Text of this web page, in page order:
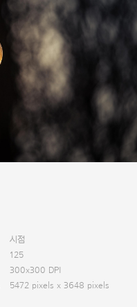
시점
125
300x300 DPI
5472 pixels x 3648 pixels